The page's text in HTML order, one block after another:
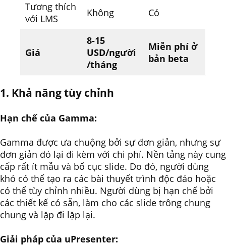
Tương thích
với LMS
Không Có
Giá
8-15
USD/người
/tháng
Miễn phí ở
bản beta
1. Khả năng tùy chỉnh
Hạn chế của Gamma:
Gamma được ưa chuộng bởi sự đơn giản, nhưng sự
đơn giản đó lại đi kèm với chi phí. Nền tảng này cung
cấp rất ít mẫu và bố cục slide. Do đó, người dùng
khó có thể tạo ra các bài thuyết trình độc đáo hoặc
có thể tùy chỉnh nhiều. Người dùng bị hạn chế bởi
các thiết kế có sẵn, làm cho các slide trông chung
chung và lặp đi lặp lại.
Giải pháp của uPresenter: